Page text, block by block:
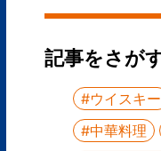
記事をさが
#ウイスキー
#中華料理